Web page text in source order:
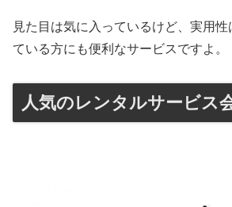
見た目は気に入っているけど、実用
ている方にも便利なサービスですよ。
人気のレンタルサービス